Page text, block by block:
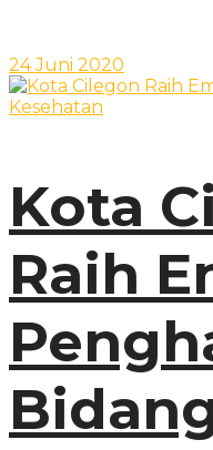
24 Juni 2020
Kota
Raih